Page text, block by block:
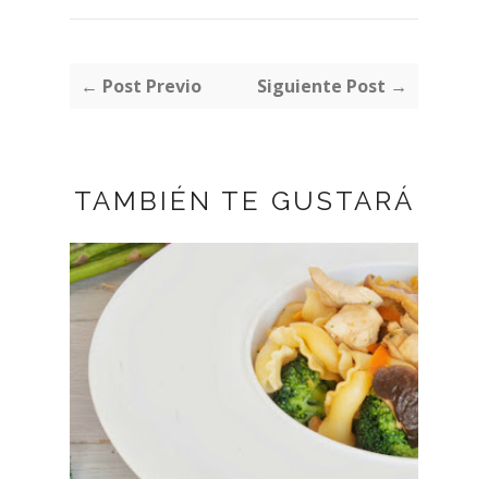
← Post Previo Siguiente Post →
TAMBIÉN TE GUSTARÁ